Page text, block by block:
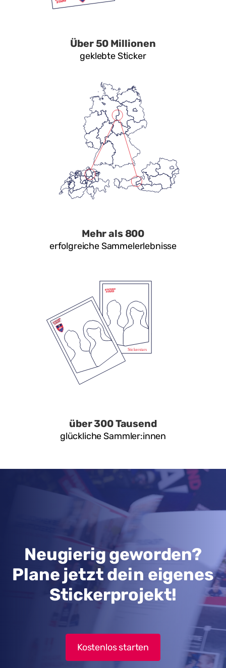
Über 50 Millionen
geklebte Sticker
Mehr als 800
erfolgreiche Sammelerlebnisse
über 300 Tausend
glückliche Sammler:innen
Neugierig geworden?
Plane jetzt dein eigenes
Stickerprojekt!
Kostenlos starten